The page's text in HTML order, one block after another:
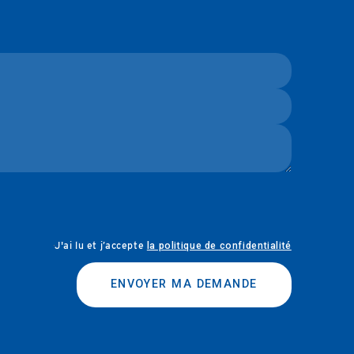
J'ai lu et j’accepte la politique de confidentialité
ENVOYER MA DEMANDE